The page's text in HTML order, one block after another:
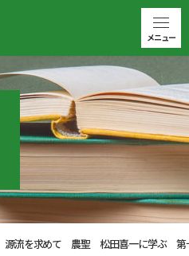
源流を求めて 農聖 松田喜一に学ぶ 第
メニュー